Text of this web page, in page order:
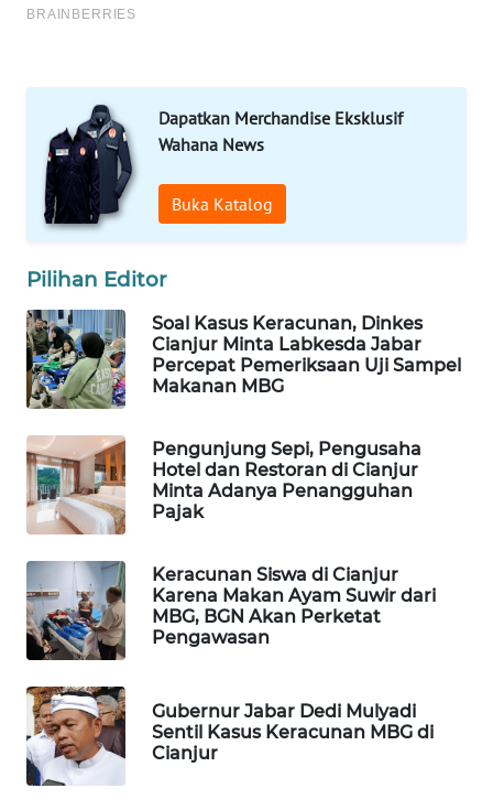
Dapatkan Merchandise Eksklusif
Wahana News
Buka Katalog
Pilihan Editor
Soal Kasus Keracunan, Dinkes
Cianjur Minta Labkesda Jabar
Percepat Pemeriksaan Uji Sampel
Makanan MBG
Pengunjung Sepi, Pengusaha
Hotel dan Restoran di Cianjur
Minta Adanya Penangguhan
Pajak
Keracunan Siswa di Cianjur
Karena Makan Ayam Suwir dari
MBG, BGN Akan Perketat
Pengawasan
Gubernur Jabar Dedi Mulyadi
Sentil Kasus Keracunan MBG di
Cianjur
FORWAMKI
FORJASIDA
TAMBANG
NEWS
NEWS
SIDIKALANG
NEWS
NEWS
METRO
SIANTAR
METRO
MEDAN
NEWS
METRO
JAKARTA
NEWS